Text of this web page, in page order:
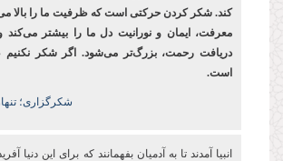
کند. شکر کردن حرکتی است که ظرفیت ما را بالا
معرفت، ایمان و نورانیت دل ما را بیشتر
دریافت رحمت، بزرگ‌تر می‌شود. اگر شکر
است.
شکرگزاری؛
انبیا آمدند تا به آدمیان بفهمانند که برای این دنیا